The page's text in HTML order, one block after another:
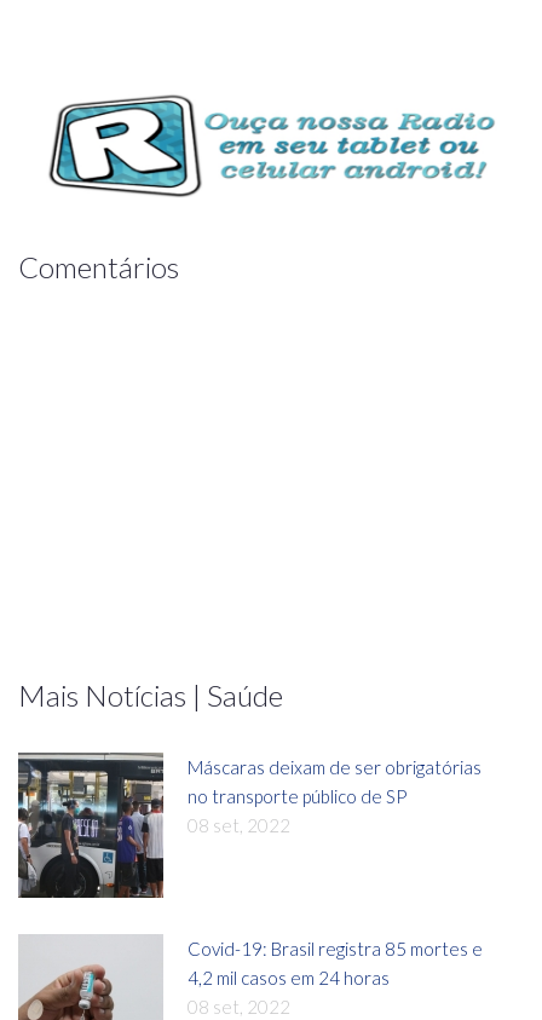
Comentários
Mais Notícias | Saúde
Máscaras deixam de ser obrigatórias
no transporte público de SP
08 set, 2022
Covid-19: Brasil registra 85 mortes e
4,2 mil casos em 24 horas
08 set, 2022